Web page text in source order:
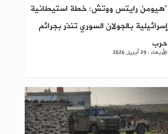
"هيومن رايتس ووتش: خطة استيطانية
إسرائيلية بالجولان السوري تنذر بجرائم
حرب
الأربعاء : 29 أبريل 2026